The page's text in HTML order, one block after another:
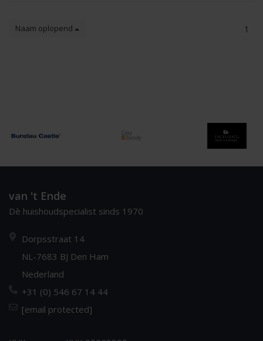
Naam oplopend 1
van 't Ende
Dè huishoudspecialist sinds 1970
Dorpsstraat 14
NL-7683 BJ Den Ham
Nederland
+31 (0) 546 67 14 44
[email protected]